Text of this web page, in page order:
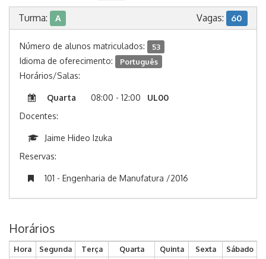
Turma: A Vagas: 60
Número de alunos matriculados: 53
Idioma de oferecimento: Português
Horários/Salas:
Quarta 08:00 - 12:00
UL00
Docentes:
Jaime Hideo Izuka
Reservas:
101 - Engenharia de Manufatura /2016
Horários
Hora Segunda Terça Quarta Quinta Sexta
Sábado